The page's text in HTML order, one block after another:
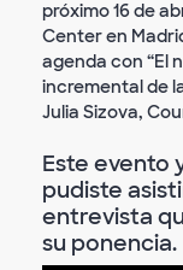
próximo 16 de
Center en
agenda con “El
incremental de
Julia Sizova,
Este evento
pudiste
entrevista
su ponencia.